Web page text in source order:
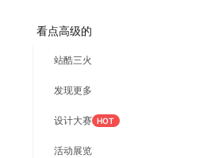
看点高级的
站酷三火
发现更多
设计大赛 HOT
活动展览